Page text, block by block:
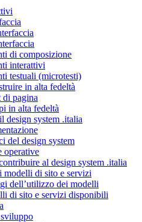
di composizione
interattivi
testuali (microtesti)
in alta fedeltà
pagina
in alta fedeltà
design system .italia
del design system
operative
al design system .italia
modelli di sito e servizi
dell’utilizzo dei modelli
di sito e servizi disponibili